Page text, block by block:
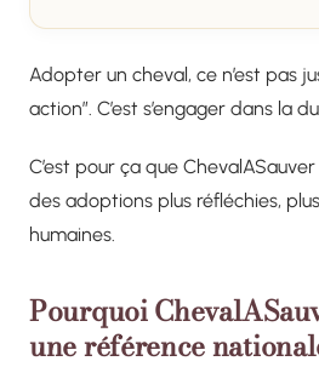
Adopter un cheval, ce n’est pas
action”. C’est s’engager dans la
C’est pour ça que
des adoptions plus réfléchies,
humaines.
Pourquoi
une référence